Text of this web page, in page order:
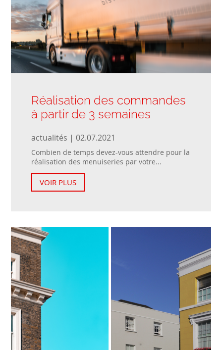
Réalisation des commandes
à partir de 3 semaines
actualités | 02.07.2021
Combien de temps devez-vous attendre pour la
réalisation des menuiseries par votre...
VOIR PLUS